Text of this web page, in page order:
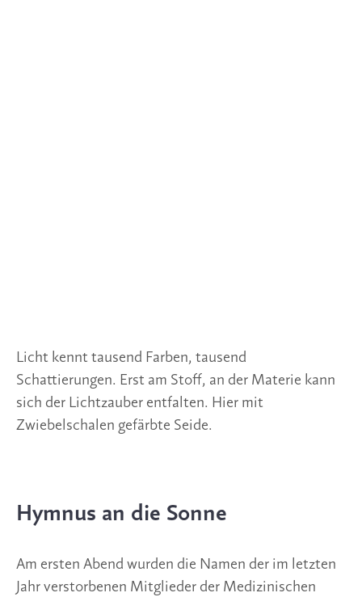
Licht kennt tausend Farben, tausend
Schattierungen. Erst am Stoff, an der Materie kann
sich der Lichtzauber entfalten. Hier mit
Zwiebelschalen gefärbte Seide.
Hymnus an die Sonne
Am ersten Abend wurden die Namen der im letzten
Jahr verstorbenen Mitglieder der Medizinischen